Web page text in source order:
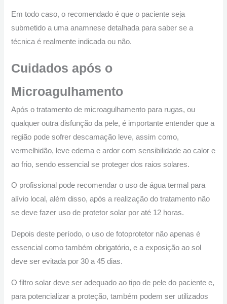
Em todo caso, o recomendado é que o paciente seja
submetido a uma anamnese detalhada para saber se a
técnica é realmente indicada ou não.
Cuidados após o
Microagulhamento
Após o tratamento de microagulhamento para rugas, ou
qualquer outra disfunção da pele, é importante entender que a
região pode sofrer descamação leve, assim como,
vermelhidão, leve edema e ardor com sensibilidade ao calor e
ao frio, sendo essencial se proteger dos raios solares.
O profissional pode recomendar o uso de água termal para
alívio local, além disso, após a realização do tratamento não
se deve fazer uso de protetor solar por até 12 horas.
Depois deste período, o uso de fotoprotetor não apenas é
essencial como também obrigatório, e a exposição ao sol
deve ser evitada por 30 a 45 dias.
O filtro solar deve ser adequado ao tipo de pele do paciente e,
para potencializar a proteção, também podem ser utilizados